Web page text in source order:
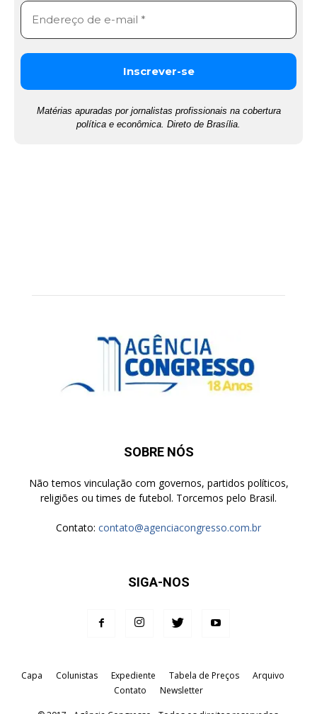
Matérias apuradas por jornalistas profissionais na cobertura
política e econômica. Direto de Brasília.
SOBRE NÓS
Não temos vinculação com governos, partidos políticos,
religiões ou times de futebol. Torcemos pelo Brasil.
Contato: contato@agenciacongresso.com.br
SIGA-NOS
Capa Colunistas Expediente Tabela de Preços
Arquivo
Contato
Newsletter